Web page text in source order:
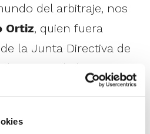
del arbitraje, nos
Ortiz, quien fuera
la Junta Directiva de
de la
hasta el año 2018.
2012, Lorenzo Ortiz